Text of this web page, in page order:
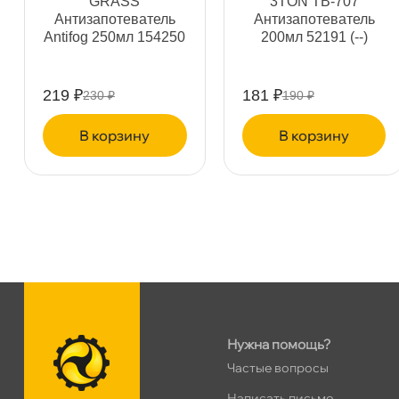
Антизапотеватель
Antifog 250мл 154250
219 ₽230 ₽
корзину
Антизапотеватель
200мл 52191 (--)
181 ₽190 ₽
корзину
Дунайский 27к1Б
Таллинское ш. 159 (Лента)
3 шт
10:00 – 21:00
Сегодня, бесплатно
Сегодня, бесплатно
Нужна помощь?
Частые вопросы